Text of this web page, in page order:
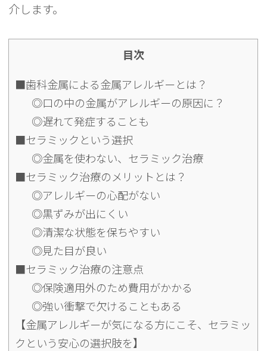
介します。
目次
■歯科金属による金属アレルギーとは？
◎口の中の金属がアレルギーの原因に？
◎遅れて発症することも
■セラミックという選択
◎金属を使わない、セラミック治療
■セラミック治療のメリットとは？
◎アレルギーの心配がない
◎黒ずみが出にくい
◎清潔な状態を保ちやすい
◎見た目が良い
■セラミック治療の注意点
◎保険適用外のため費用がかかる
◎強い衝撃で欠けることもある
【金属アレルギーが気になる方にこそ、セラミッ
クという安心の選択肢を】